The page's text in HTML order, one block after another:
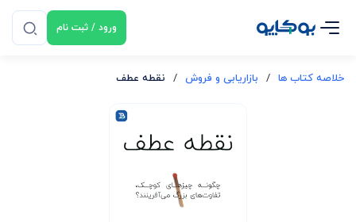
ورود / ثبت نام
خلاصه کتاب ها / بازاریابی و فروش / نقطه عطف